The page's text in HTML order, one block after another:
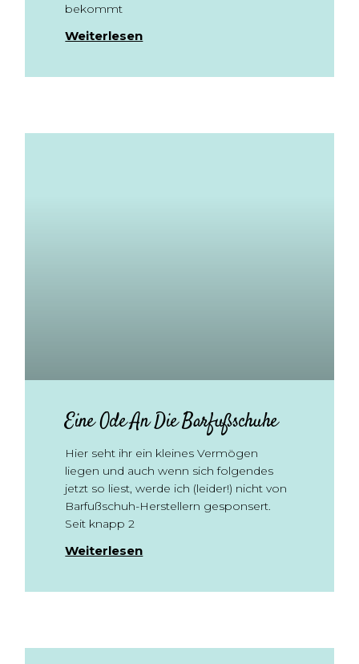
bekommt
Weiterlesen
Eine Ode An Die Barfußschuhe
Hier seht ihr ein kleines Vermögen
liegen und auch wenn sich folgendes
jetzt so liest, werde ich (leider!) nicht von
Barfußschuh-Herstellern gesponsert.
Seit knapp 2
Weiterlesen